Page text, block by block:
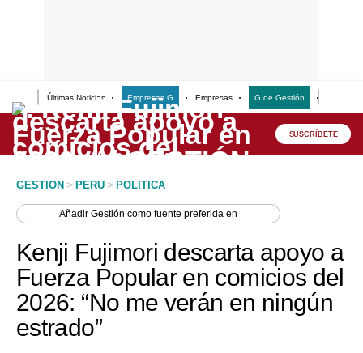
Últimas Noticias Empresas G Empresas G de Gestión
Lo último
Peru Quiosco
Economía
Mercados
Perú
SUSCRÍBETE
GESTION > PERU > POLITICA
AñadirGestión como fuente preferida en
Kenji Fujimori descarta apoyo a
Fuerza Popular en comicios del
2026: “No me verán en ningún
estrado”